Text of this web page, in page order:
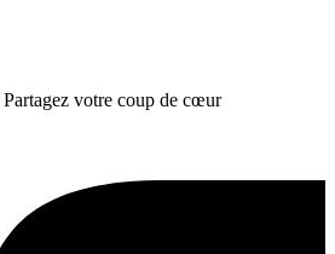
Partagez votre coup de cœur